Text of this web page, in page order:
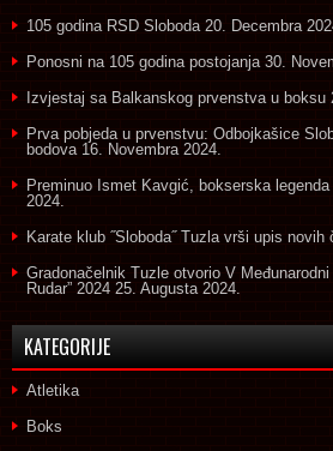
105 godina RSD Sloboda 20. Decembra
Ponosni na 105 godina postojanja 30.
Izvjestaj sa Balkanskog prvenstva u boksu
Prva pobjeda u prvenstvu: Odbojkašice
bodova 16. Novembra 2024.
Preminuo Ismet Kavgić, bokserska
2024.
Karate klub ˝Sloboda˝ Tuzla vrši upis novih
Gradonačelnik Tuzle otvorio V
Rudar” 2024 25. Augusta 2024.
KATEGORIJE
Atletika
Boks